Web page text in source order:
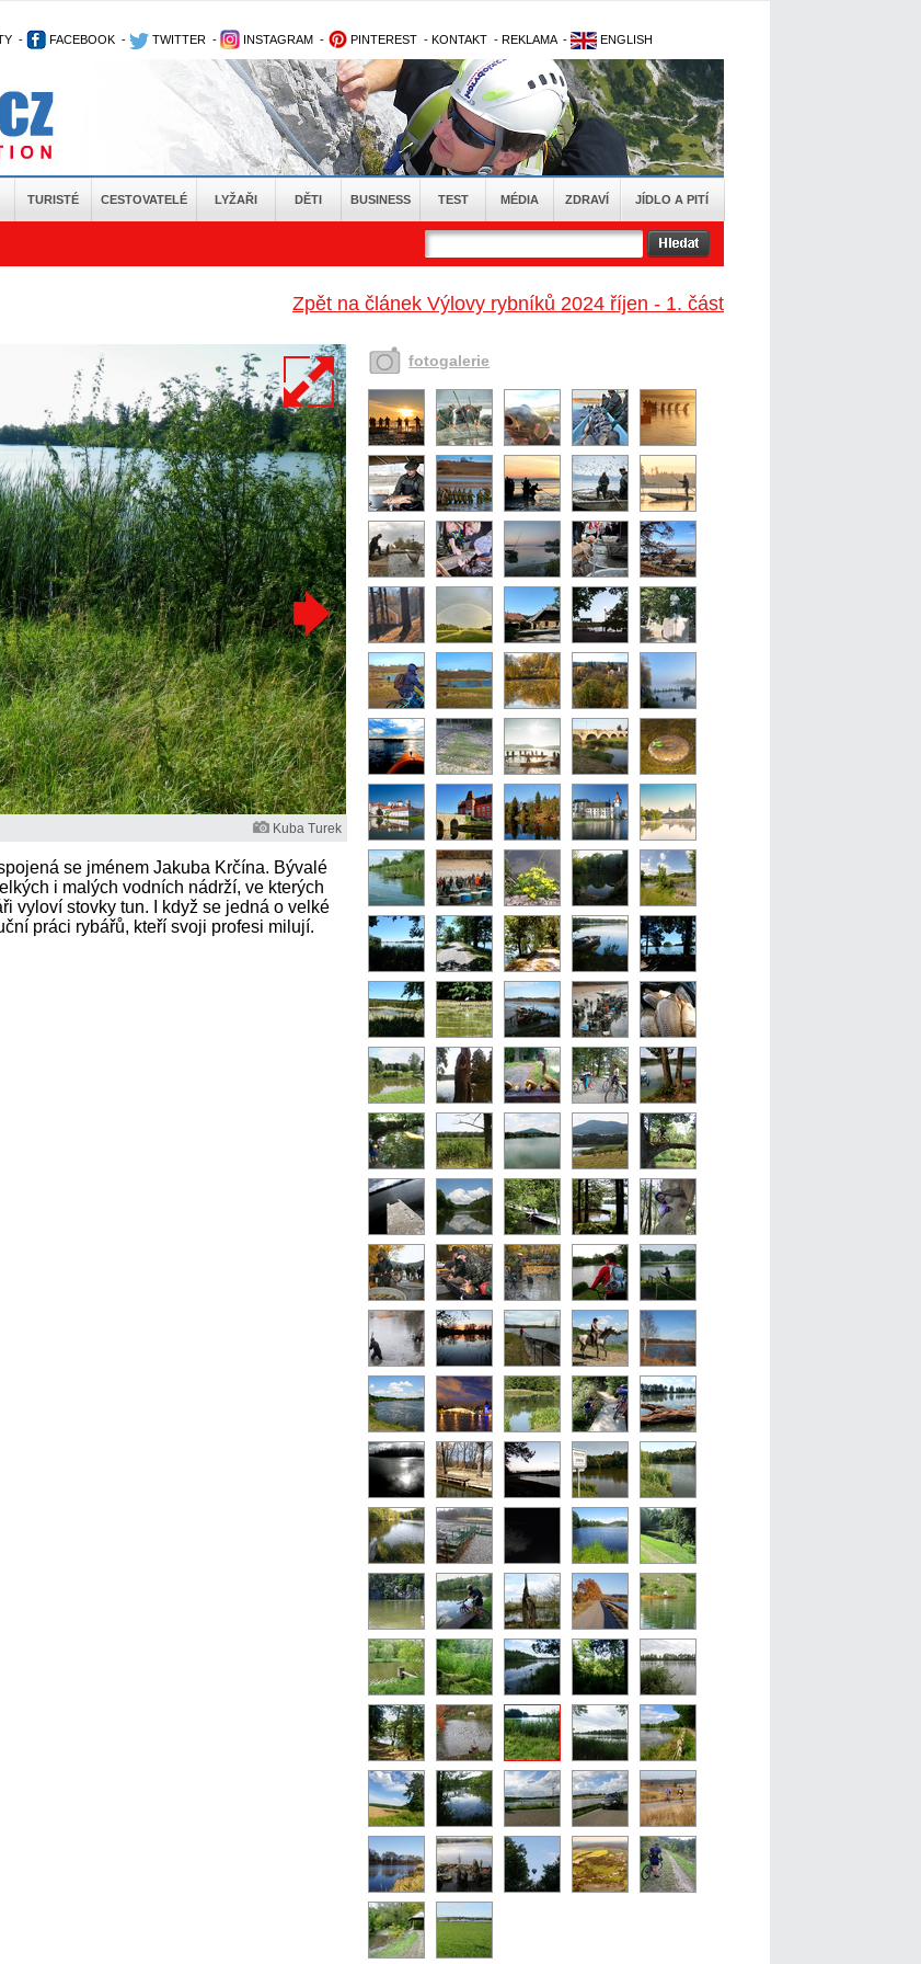
- FACEBOOK - TWITTER - INSTAGRAM - PINTEREST - KONTAKT - REKLAMA - ENGLISH
TURISTÉ CESTOVATELÉ LYŽAŘI DĚTI BUSINESS TEST MÉDIA ZDRAVÍ JÍDLO A PITÍ
Zpět na článek Výlovy rybníků 2024 říjen - 1. část
Kuba Turek
se jménem Jakuba Krčína. Bývalé
i malých vodních nádrží, ve kterých
vyloví stovky tun. I když se jedná o velké
práci rybářů, kteří svoji profesi milují.
fotogalerie